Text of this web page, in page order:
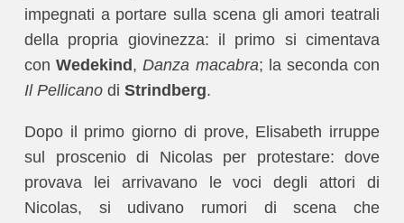
impegnati a portare sulla scena gli amori teatrali
della propria giovinezza: il primo si cimentava
conWedekind ,Danza macabra; la seconda con
Il Pellicano di Strindberg.
Dopo il primo giorno di prove, Elisabeth irruppe
sul proscenio di Nicolas per protestare: dove
provava lei arrivavano le voci degli attori di
Nicolas, si udivano rumori di scena che